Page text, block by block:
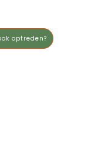
optreden?